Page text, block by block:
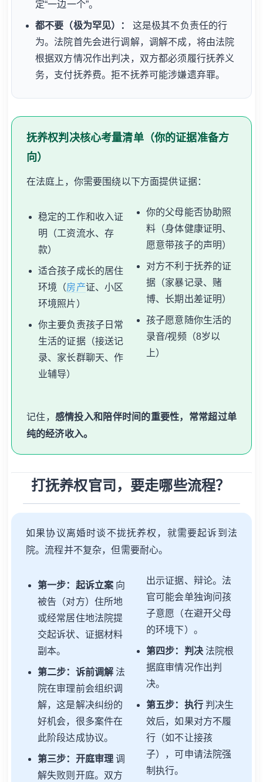
定“一边一个”。
都不要（极为罕见）：
这是极其不负责任的行
为。法院首先会进行调解，调解不成，将由法院
根据双方情况作出判决，双方都必须履行抚养义
务，支付抚养费。拒不抚养可能涉嫌遗弃罪。
抚养权判决核心考量清单（你的证据准备方
向）
在法庭上，你需要围绕以下方面提供证据：
稳定的工作和收入证
明（工资流水、存
款）
适合孩子成长的居住
环境（房产证、小区
环境照片）
你主要负责孩子日常
生活的证据（接送记
录、家长群聊天、作
业辅导）
你的父母能否协助照
料（身体健康证明、
愿意带孩子的声明）
对方不利于抚养的证
据（家暴记录、赌
博、长期出差证明）
孩子愿意随你生活的
录音/视频（8岁以
上）
记住， 感情投入和陪伴时间的重要性，常常超过单
纯的经济收入。
打抚养权官司，要走哪些流程？
如果协议离婚时谈不拢抚养权，就需要起诉到法
院。流程并不复杂，但需要耐心。
第一步：起诉立案 向
被告（对方）住所地
或经常居住地法院提
交起诉状、证据材料
副本。
第二步：诉前调解 法
院在审理前会组织调
解，这是解决纠纷的
好机会，很多案件在
此阶段达成协议。
第三步：开庭审理 调
解失败则开庭。双方
出示证据、辩论。法
官可能会单独询问孩
子意愿（在避开父母
的环境下）。
第四步：判决法院根
据庭审情况作出判
决。
第五步：执行判决生
效后，如果对方不履
行（如不让接孩
子），可申请法院强
制执行。